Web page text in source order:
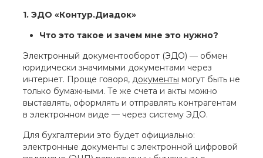
1. ЭДО «Контур.Диадок»
Что это такое и зачем мне это нужно?
Электронный документооборот (ЭДО) — обмен
юридически значимыми документами через
интернет. Проще говоря, документы могут быть не
только бумажными. Те же счета и акты можно
выставлять, оформлять и отправлять контрагентам
в электронном виде — через систему ЭДО.
Для бухгалтерии это будет официально:
электронные документы с электронной цифровой